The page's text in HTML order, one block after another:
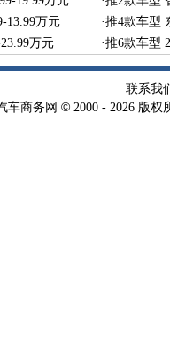
13.99万元 ·推4款车型
万元 ·推6款车型
联系我
车商务网 © 2000 - 2026 版权